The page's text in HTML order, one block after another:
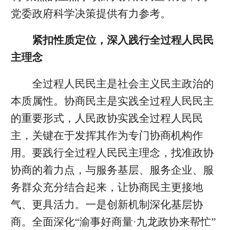
党委政府科学决策提供有力参考。
紧扣性质定位，深入践行全过程人民民
主理念
全过程人民民主是社会主义民主政治的
本质属性。协商民主是实践全过程人民民主
的重要形式，人民政协实践全过程人民民
主，关键在于发挥其作为专门协商机构作
用。要践行全过程人民民主理念，找准政协
协商的着力点，与服务基层、服务企业、服
务群众充分结合起来，让协商民主更接地
气、更具活力。一是创新机制深化基层协
商。全面深化“渝事好商量·九龙政协来帮忙”